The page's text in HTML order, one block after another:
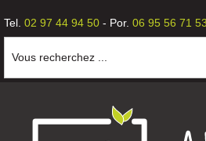
Tel. 02 97 44 94 50 - Por. 06 95 56 71 53
Vous recherchez ...